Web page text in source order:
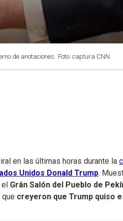
de anotaciones. Foto: captura CNN.
en las últimas horas durante la
Unidos Donald Trump.
Grán Salón del Pueblo de
creyeron que Trump quiso